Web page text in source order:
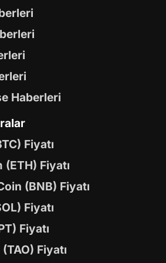
Haberleri
Fiyatı
(ETH) Fiyatı
(BNB) Fiyatı
Fiyatı
Fiyatı
Fiyatı